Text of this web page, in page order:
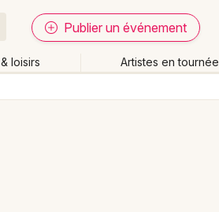
Publier un événement
loisirs Artistes en tournée